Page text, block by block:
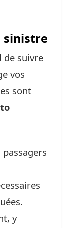
sinistre
de suivre
vos
sont
passagers
y